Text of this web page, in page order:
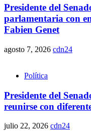
Presidente del
parlamentaria con
Fabien Genet
agosto 7, 2026 cdn24
Política
Presidente del
reunirse con
julio 22, 2026 cdn24